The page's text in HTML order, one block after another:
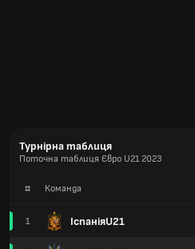
Турнірна таблиця
Поточна таблиця Євро U21 2023
# Команда
1 ІспаніяU21